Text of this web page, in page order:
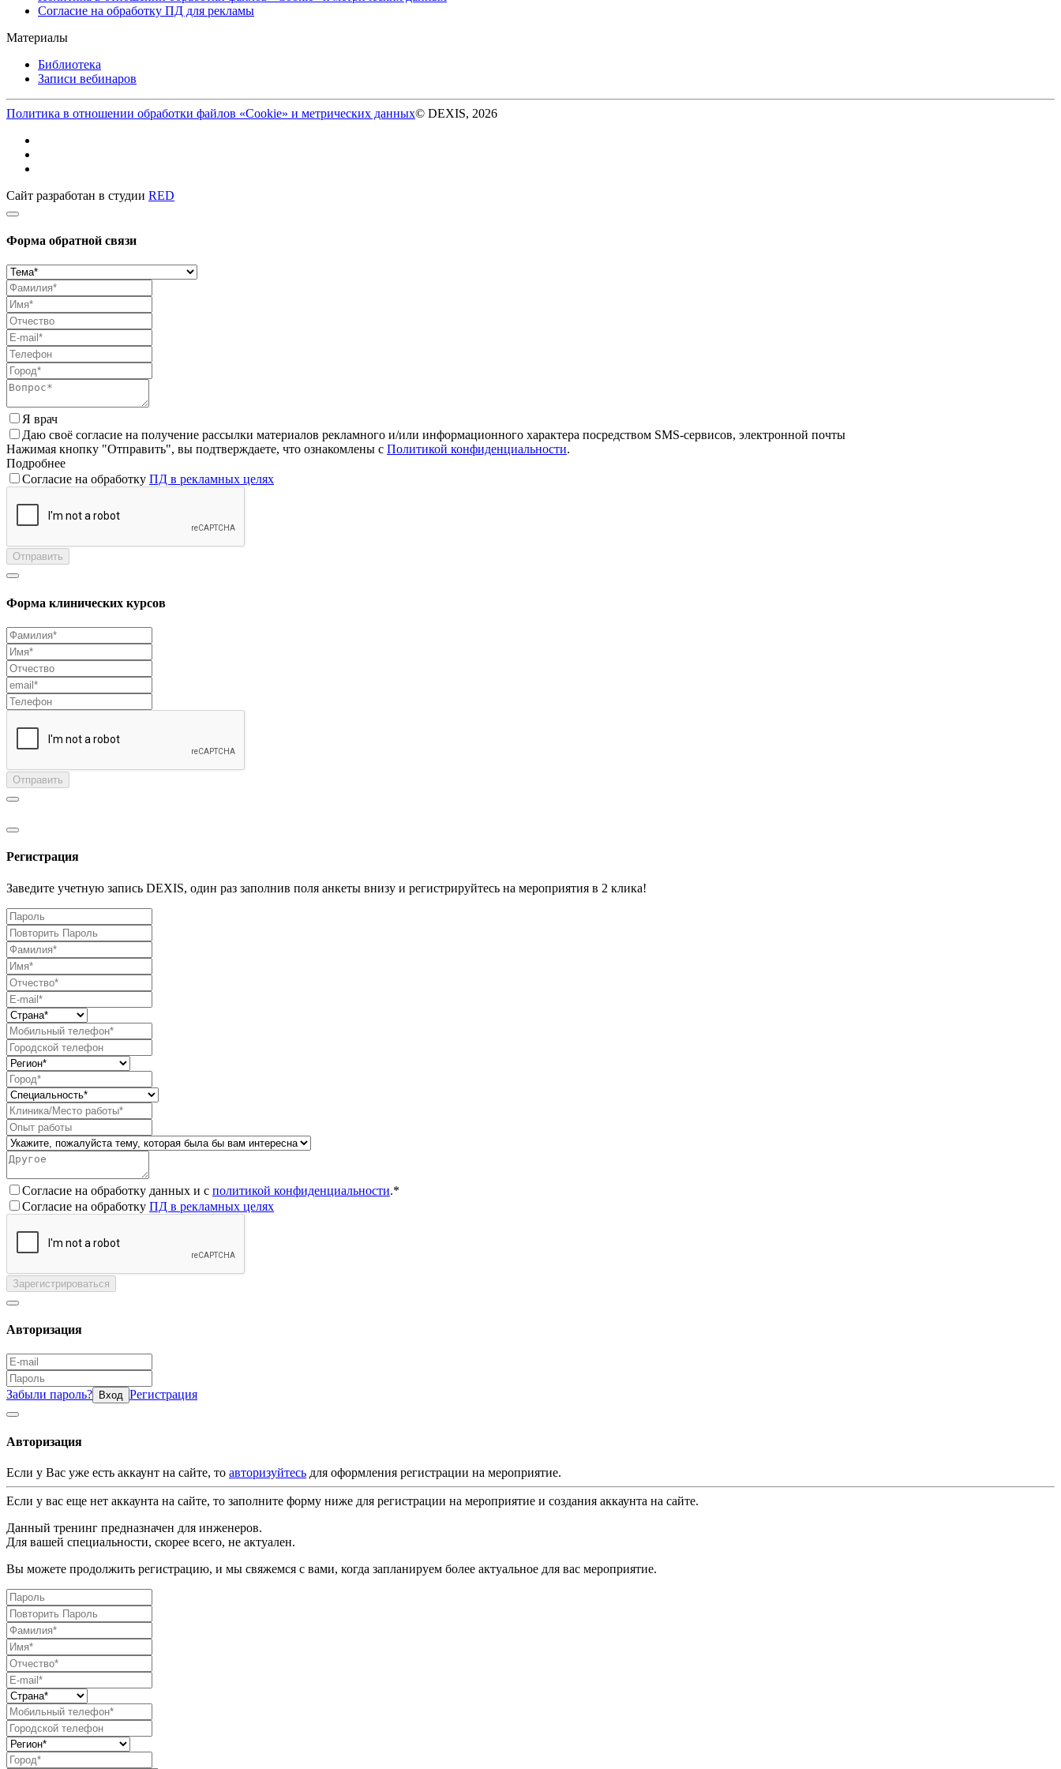
Согласие на обработку ПД для рекламы
Материалы
Библиотека
Записи вебинаров
Политика в отношении обработки файлов «Cookie» и метрических данных© DEXIS, 2026
Сайт разработан в студии RED
Форма обратной связи
Я врач
Даю своё согласие на получение рассылки материалов рекламного и/или информационного характера посредством SMS-сервисов, электронной почты
Нажимая кнопку "Отправить", вы подтверждаете, что ознакомлены с Политикой конфиденциальности.
Подробнее
Согласие на обработку ПД в рекламных целях
Отправить
Форма клинических курсов
Отправить
Регистрация
Заведите учетную запись DEXIS, один раз заполнив поля анкеты внизу и регистрируйтесь на мероприятия в 2 клика!
Согласие на обработку данных и с политикой конфиденциальности.*
Согласие на обработку ПД в рекламных целях
Зарегистрироваться
Авторизация
Забыли пароль? Вход Регистрация
Авторизация
Если у Вас уже есть аккаунт на сайте, то авторизуйтесь для оформления регистрации на мероприятие.
Если у вас еще нет аккаунта на сайте, то заполните форму ниже для регистрации на мероприятие и создания аккаунта на сайте.
Данный тренинг предназначен для инженеров.
Для вашей специальности, скорее всего, не актуален.
Вы можете продолжить регистрацию, и мы свяжемся с вами, когда запланируем более актуальное для вас мероприятие.